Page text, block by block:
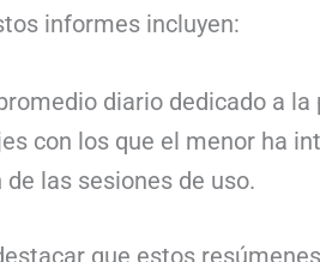
informes incluyen:
diario dedicado a la
con los que el menor ha
de las sesiones de uso.
que estos